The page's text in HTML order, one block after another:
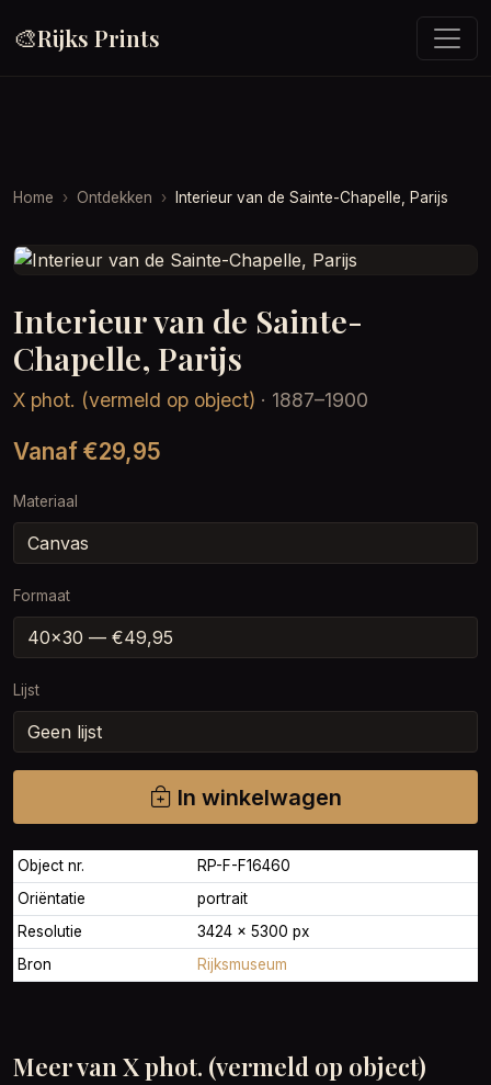
🎨Rijks Prints
Home Ontdekken Interieur van de Sainte-Chapelle, Parijs
Interieur van de Sainte-
Chapelle, Parijs
X phot. (vermeld op object) · 1887–1900
Vanaf €29,95
Materiaal
Formaat
Lijst
In winkelwagen
Object nr.
RP-F-F16460
Oriëntatie
portrait
Resolutie
3424 × 5300 px
Bron
Rijksmuseum
Meer van X phot. (vermeld op object)